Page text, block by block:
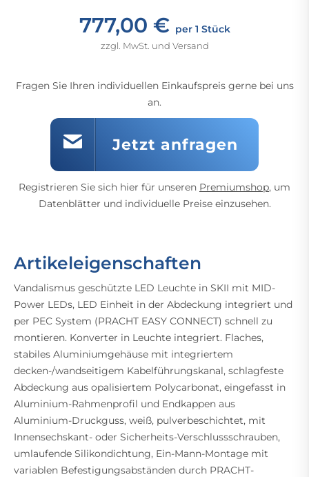
777,00 € per 1 Stück
zzgl. MwSt. und Versand
Fragen Sie Ihren individuellen Einkaufspreis gerne bei uns
an.
Jetzt anfragen
Registrieren Sie sich hier für unseren Premiumshop, um
Datenblätter und individuelle Preise einzusehen.
Artikeleigenschaften
Vandalismus geschützte LED Leuchte in SKII mit MID-
Power LEDs, LED Einheit in der Abdeckung integriert und
per PEC System (PRACHT EASY CONNECT) schnell zu
montieren. Konverter in Leuchte integriert. Flaches,
stabiles Aluminiumgehäuse mit integriertem
decken-/wandseitigem Kabelführungskanal, schlagfeste
Abdeckung aus opalisiertem Polycarbonat, eingefasst in
Aluminium-Rahmenprofil und Endkappen aus
Aluminium-Druckguss, weiß, pulverbeschichtet, mit
Innensechskant- oder Sicherheits-Verschlussschrauben,
umlaufende Silikondichtung, Ein-Mann-Montage mit
variablen Befestigungsabständen durch PRACHT-